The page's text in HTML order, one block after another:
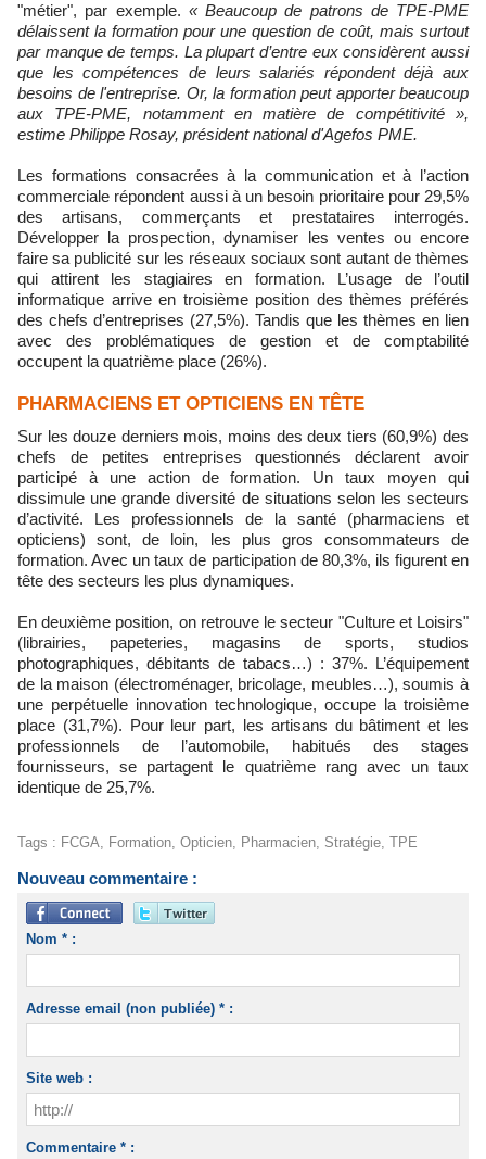
"métier", par exemple. « Beaucoup de patrons de TPE-PME
délaissent la formation pour une question de coût, mais surtout
par manque de temps. La plupart d’entre eux considèrent aussi
que les compétences de leurs salariés répondent déjà aux
besoins de l'entreprise. Or, la formation peut apporter beaucoup
aux TPE-PME, notamment en matière de compétitivité »,
estime Philippe Rosay, président national d'Agefos PME.
Les formations consacrées à la communication et à l’action
commerciale répondent aussi à un besoin prioritaire pour 29,5%
des artisans, commerçants et prestataires interrogés.
Développer la prospection, dynamiser les ventes ou encore
faire sa publicité sur les réseaux sociaux sont autant de thèmes
qui attirent les stagiaires en formation. L’usage de l’outil
informatique arrive en troisième position des thèmes préférés
des chefs d’entreprises (27,5%). Tandis que les thèmes en lien
avec des problématiques de gestion et de comptabilité
occupent la quatrième place (26%).
PHARMACIENS ET OPTICIENS EN TÊTE
Sur les douze derniers mois, moins des deux tiers (60,9%) des
chefs de petites entreprises questionnés déclarent avoir
participé à une action de formation. Un taux moyen qui
dissimule une grande diversité de situations selon les secteurs
d’activité. Les professionnels de la santé (pharmaciens et
opticiens) sont, de loin, les plus gros consommateurs de
formation. Avec un taux de participation de 80,3%, ils figurent en
tête des secteurs les plus dynamiques.
En deuxième position, on retrouve le secteur "Culture et Loisirs"
(librairies, papeteries, magasins de sports, studios
photographiques, débitants de tabacs…) : 37%. L’équipement
de la maison (électroménager, bricolage, meubles…), soumis à
une perpétuelle innovation technologique, occupe la troisième
place (31,7%). Pour leur part, les artisans du bâtiment et les
professionnels de l’automobile, habitués des stages
fournisseurs, se partagent le quatrième rang avec un taux
identique de 25,7%.
Tags : FCGA, Formation, Opticien, Pharmacien, Stratégie, TPE
Nouveau commentaire :
Nom * :
Adresse email (non publiée) * :
Site web :
Commentaire * :